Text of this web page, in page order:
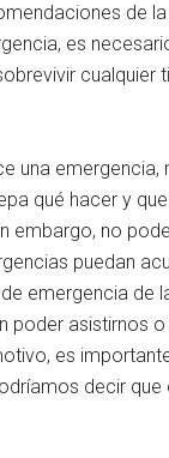
de
es
cualquier
una emergencia,
qué hacer y
embargo, no
puedan
emergencia de
poder asistirnos o
es
decir que